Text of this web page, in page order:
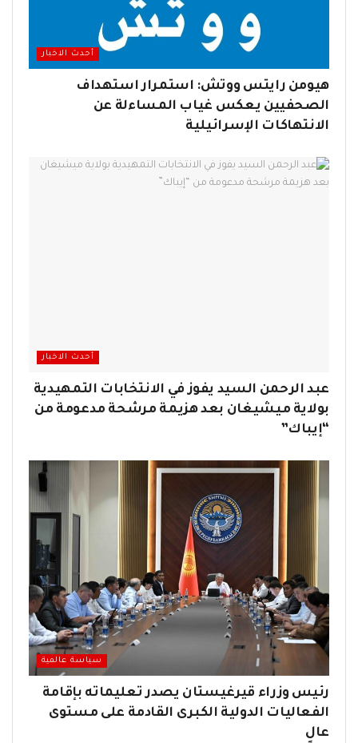
أحدث الاخبار
هيومن رايتس ووتش: استمرار استهداف
الصحفيين يعكس غياب المساءلة عن
الانتهاكات الإسرائيلية
أحدث الاخبار
عبد الرحمن السيد يفوز في الانتخابات التمهيدية
بولاية ميشيغان بعد هزيمة مرشحة مدعومة من
“إيباك”
سياسة عالمية
رئيس وزراء قيرغيستان يصدر تعليماته بإقامة
الفعاليات الدولية الكبرى القادمة على مستوى
عالٍ